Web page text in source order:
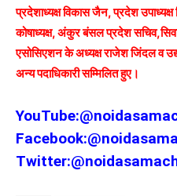
प्रदेशाध्यक्ष विकास जैन, प्रदेश
कोषाध्यक्ष, अंकुर बंसल प्रदेश
एसोसिएशन के अध्यक्ष राजेश जिंदल व
अन्य पदाधिकारी सम्मिलित हुए।
YouTube:
Facebook:
Twitter: